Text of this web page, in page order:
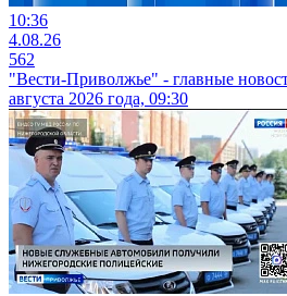
10:36
4.08.26
562
"Вести-Приволжье" - главные
августа 2026 года, 09:30